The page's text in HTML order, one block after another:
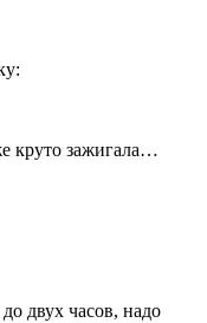
круто зажигала…
двух часов, надо